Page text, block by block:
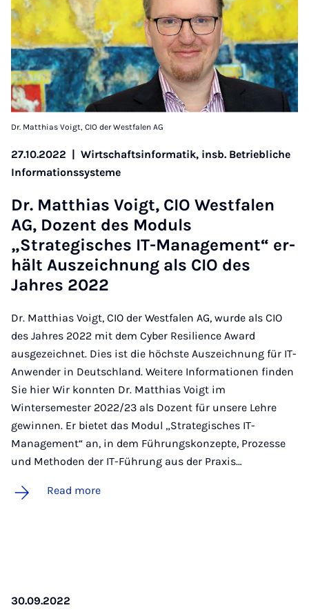
Dr. Matthias Voigt, CIO der Westfalen AG
27.10.2022
Wirtschaftsinformatik, insb. Betriebliche
Informationssysteme
Dr. Mat­thi­as Voigt, CIO West­falen
AG, Dozent des Mod­uls
„Strategisches IT-Man­age­ment“ er­
hält Aus­zeich­nung als CIO des
Jahres 2022
Dr. Matthias Voigt, CIO der Westfalen AG, wurde als CIO
des Jahres 2022 mit dem Cyber Resilience Award
ausgezeichnet. Dies ist die höchste Auszeichnung für IT-
Anwender in Deutschland. Weitere Informationen finden
Sie hier Wir konnten Dr. Matthias Voigt im
Wintersemester 2022/23 als Dozent für unsere Lehre
gewinnen. Er bietet das Modul „Strategisches IT-
Management“ an, in dem Führungskonzepte, Prozesse
und Methoden der IT-Führung aus der Praxis…
Read more
30.09.2022